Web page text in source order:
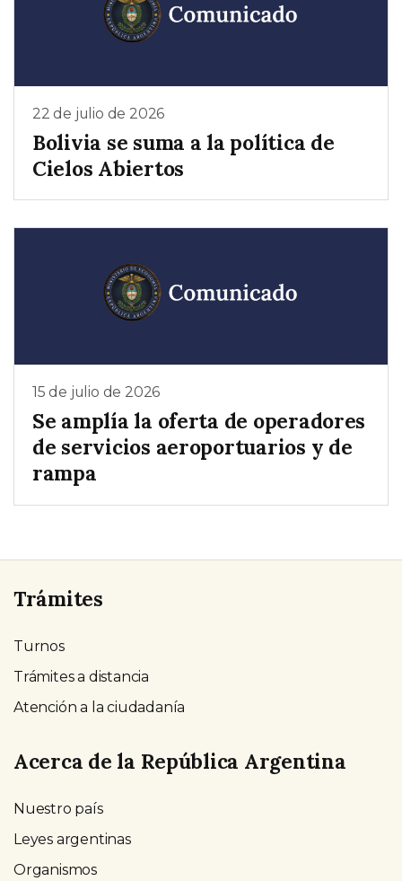
22 de julio de 2026
Bolivia se suma a la política de
Cielos Abiertos
15 de julio de 2026
Se amplía la oferta de operadores
de servicios aeroportuarios y de
rampa
Trámites
Turnos
Trámites a distancia
Atención a la ciudadanía
Acerca de la República Argentina
Nuestro país
Leyes argentinas
Organismos